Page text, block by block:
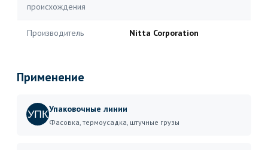
происхождения
Производитель Nitta Corporation
Применение
УПКУпаковочные линии
Фасовка, термоусадка, штучные грузы